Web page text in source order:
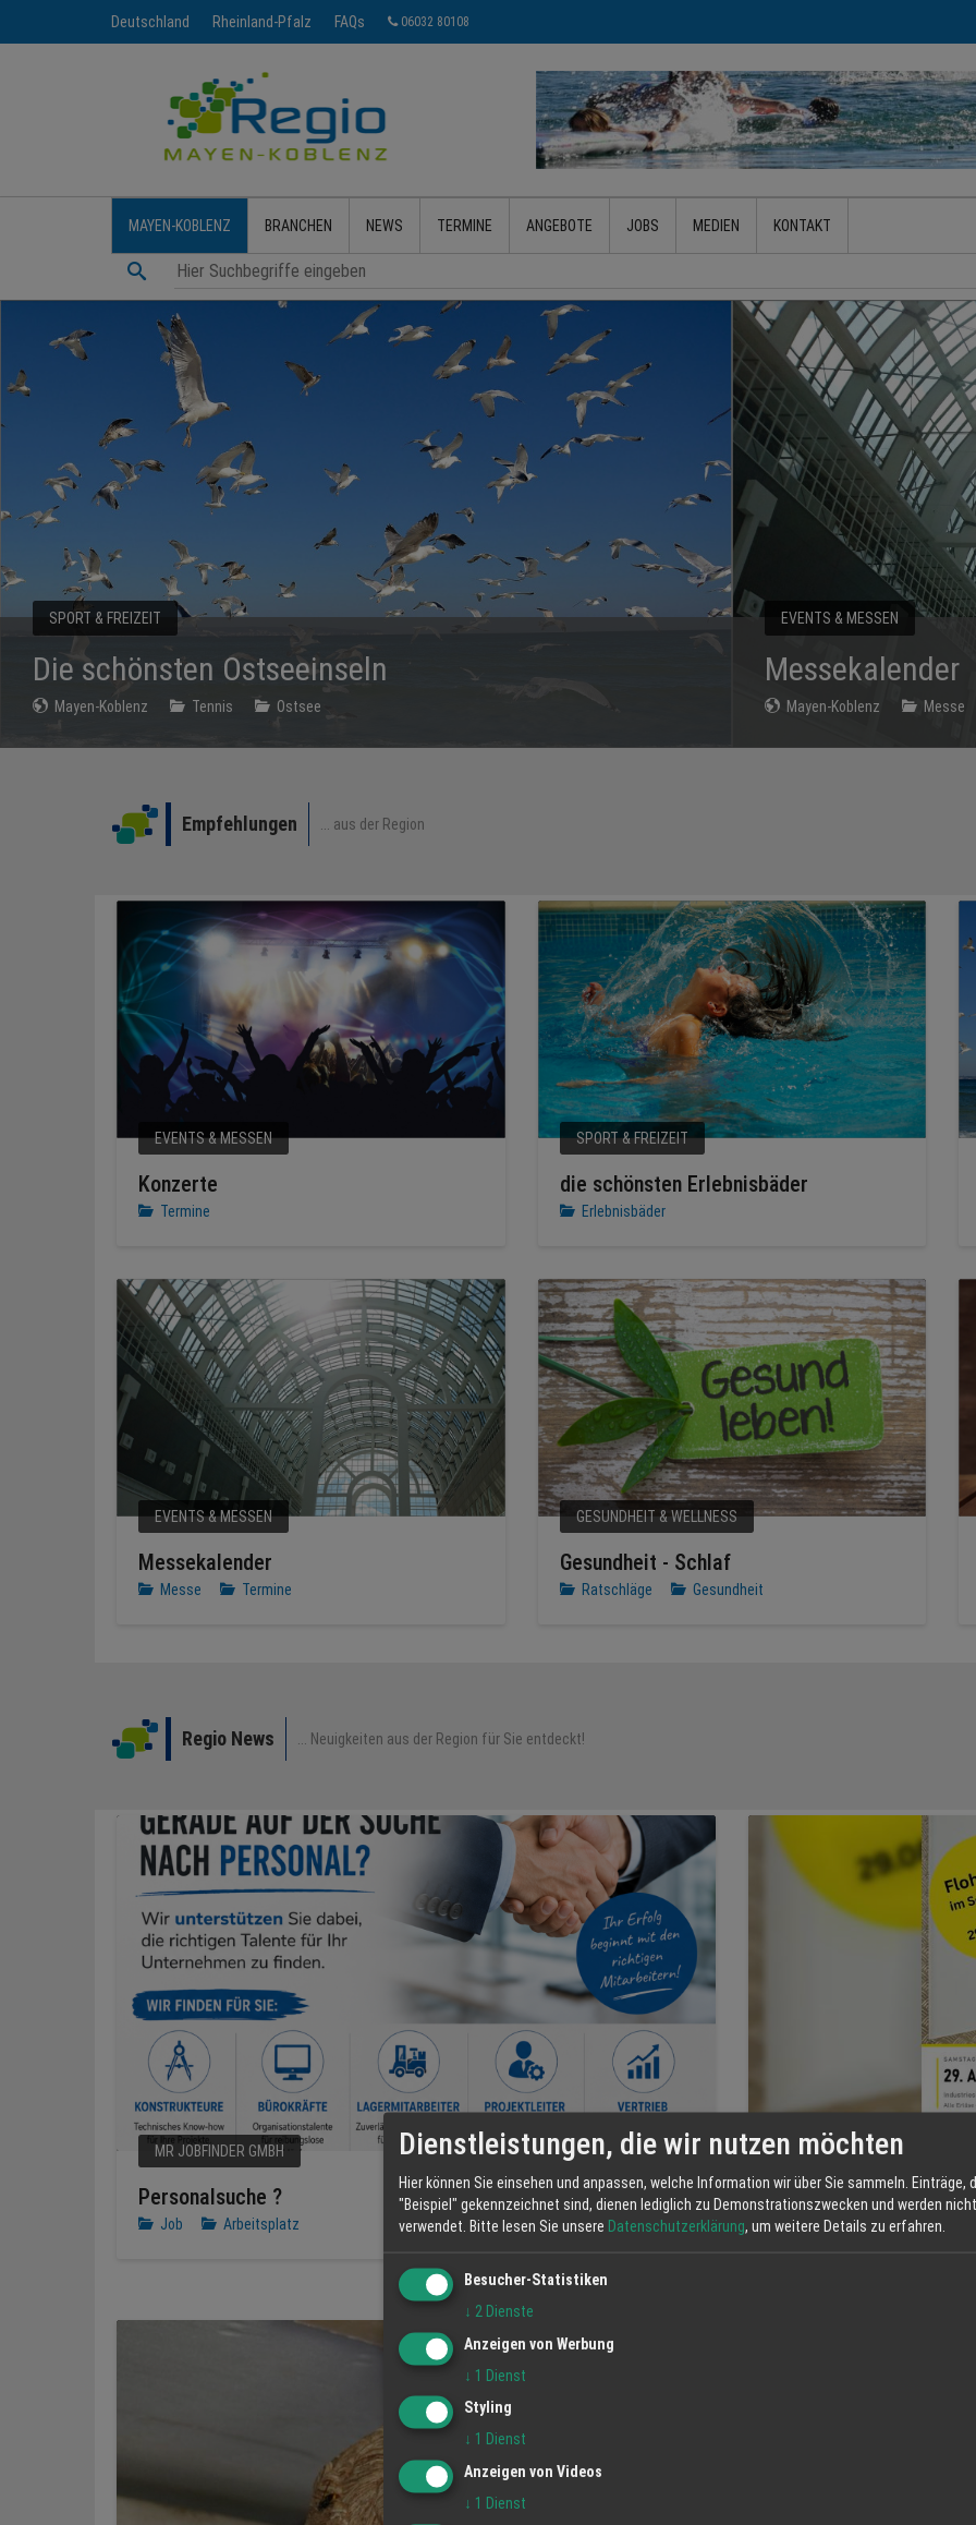
Deutschland Rheinland-Pfalz FAQs 06032 80108
mayen-koblenz@ht24services.de
MAYEN-KOBLENZ BRANCHEN NEWS TERMINE ANGEBOTE JOBS MEDIEN KONTAKT
EVENTS & MESSEN
Mayen-Koblenz Termine
SPORT & FREIZEIT
die schönsten
Mayen-Koblenz Erlebnisbäder
Empfehlungen ... aus der Region
EVENTS & MESSEN
Konzerte
Termine
SPORT & FREIZEIT
die schönsten Erlebnisbäder
Erlebnisbäder
EVENTS & MESSEN
Messekalender
Messe Termine
GESUNDHEIT & WELLNESS
Gesundheit - Schlaf
Ratschläge Gesundheit
Regio News ... Neuigkeiten aus der Region für Sie entdeckt!
MR JOBFINDER GMBH
Personalsuche ?
Job Arbeitsplatz
DMS DIEBOLD GMBH & CO KG
DIEBOX lädt am 29.
Erlöse gehen an die
Dienstleistungen, die wir nutzen möchten
Hier können Sie einsehen und anpassen, welche Information wir über Sie sammeln. Einträge,
"Beispiel" gekennzeichnet sind, dienen lediglich zu Demonstrationszwecken und werden
verwendet. Bitte lesen Sie unsere Datenschutzerklärung, um weitere Details zu erfahren.
Besucher-Statistiken
↓ 2 Dienste
Anzeigen von Werbung
↓ 1 Dienst
Styling
↓ 1 Dienst
Anzeigen von Videos
↓ 1 Dienst